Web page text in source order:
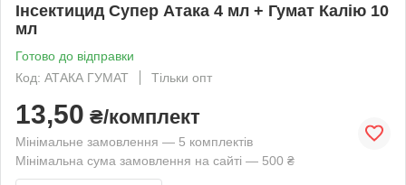
Інсектицид Супер Атака 4 мл + Гумат Калію 10
мл
Готово до відправки
Код: АТАКА ГУМАТ
Тільки опт
13,50 ₴/комплект
Мінімальне замовлення — 5 комплектів
Мінімальна сума замовлення на сайті — 500 ₴